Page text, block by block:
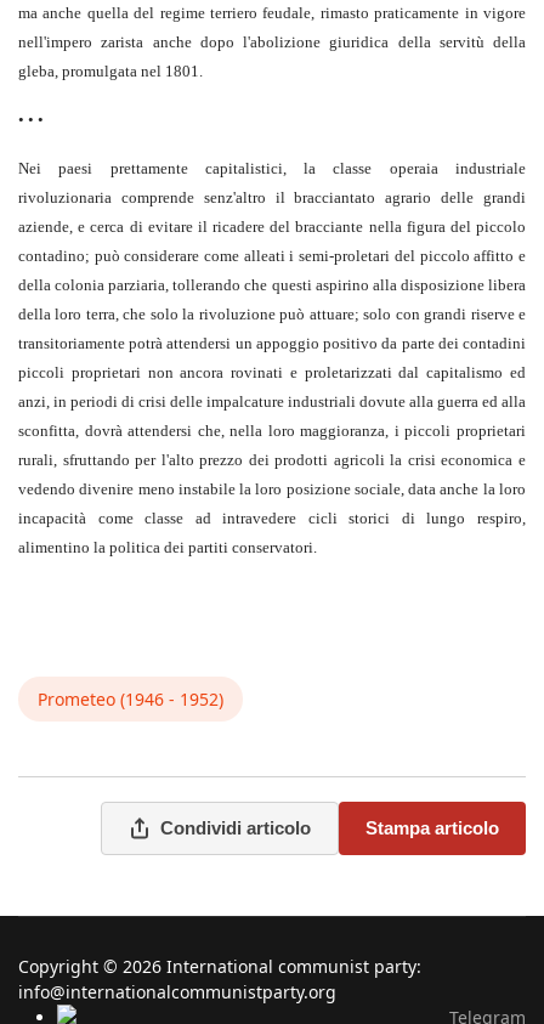
ma anche quella del regime terriero feudale, rimasto praticamente in vigore
nell'impero zarista anche dopo l'abolizione giuridica della servitù della
gleba, promulgata nel 1801.
• • •
Nei paesi prettamente capitalistici, la classe operaia industriale
rivoluzionaria comprende senz'altro il bracciantato agrario delle grandi
aziende, e cerca di evitare il ricadere del bracciante nella figura del piccolo
contadino; può considerare come alleati i semi-proletari del piccolo affitto e
della colonia parziaria, tollerando che questi aspirino alla disposizione libera
della loro terra, che solo la rivoluzione può attuare; solo con grandi riserve e
transitoriamente potrà attendersi un appoggio positivo da parte dei contadini
piccoli proprietari non ancora rovinati e proletarizzati dal capitalismo ed
anzi, in periodi di crisi delle impalcature industriali dovute alla guerra ed alla
sconfitta, dovrà attendersi che, nella loro maggioranza, i piccoli proprietari
rurali, sfruttando per l'alto prezzo dei prodotti agricoli la crisi economica e
vedendo divenire meno instabile la loro posizione sociale, data anche la loro
incapacità come classe ad intravedere cicli storici di lungo respiro,
alimentino la politica dei partiti conservatori.
Prometeo (1946 - 1952)
Condividi articolo Stampa articolo
Copyright © 2026 International communist party:
info@internationalcommunistparty.org